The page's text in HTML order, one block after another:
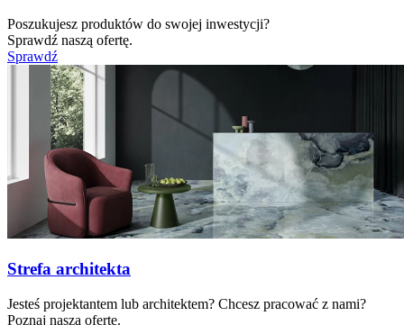
Poszukujesz produktów do swojej inwestycji?
Sprawdź naszą ofertę.
Sprawdź
Strefa architekta
Jesteś projektantem lub architektem? Chcesz pracować z nami?
Poznaj naszą ofertę.